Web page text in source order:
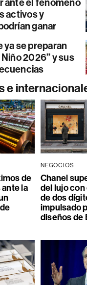
ante el fenómeno
activos y
ganar
ya se preparan
2026” y sus
e
de
la
NEGOCIOS
Chanel
del lujo
de dos
impulsado
diseños de